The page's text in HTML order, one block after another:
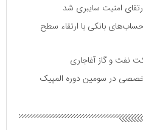
امنیت سایبری شد
بانکی با ارتقاء سطح
نفت و گاز آغاجاری
و ۶ حوزه تخصصی در سومین دوره المپیک